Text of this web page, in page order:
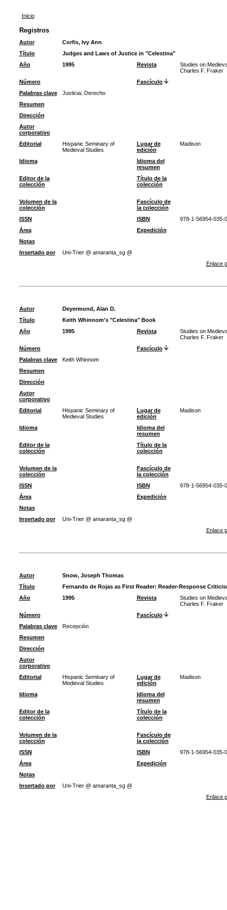
Inicio
Registros
Autor
Corfis, Ivy Ann
Título
Judges and Laws of Justice in "Celestina"
Año
1995 Revista
Studies on
Charles F. Fraker
Número
Fascículo
Palabras clave
Justicia; Derecho
Resumen
Dirección
Autor
corporativo
Editorial
Hispanic Seminary of
Medieval Studies
Lugar de
edición
Madison
Idioma
Idioma del
resumen
Editor de la
colección
Título de la
colección
Volumen de la
colección
Fascículo de
la colección
ISSN
ISBN
978-1-56954-035-0
Área
Expedición
Notas
Insertado por
Uni-Trier @ amaranta_sg @
Enlace
Autor
Deyermond, Alan D.
Título
Keith Whinnom's "Celestina" Book
Año
1995 Revista
Studies on
Charles F. Fraker
Número
Fascículo
Palabras clave
Keith Whinnom
Resumen
Dirección
Autor
corporativo
Editorial
Hispanic Seminary of
Medieval Studies
Lugar de
edición
Madison
Idioma
Idioma del
resumen
Editor de la
colección
Título de la
colección
Volumen de la
colección
Fascículo de
la colección
ISSN
ISBN
978-1-56954-035-0
Área
Expedición
Notas
Insertado por
Uni-Trier @ amaranta_sg @
Enlace
Autor
Snow, Joseph Thomas
Título
Fernando de Rojas as First Reader: Reader-Response
Año
1995 Revista
Studies on
Charles F. Fraker
Número
Fascículo
Palabras clave
Recepción
Resumen
Dirección
Autor
corporativo
Editorial
Hispanic Seminary of
Medieval Studies
Lugar de
edición
Madison
Idioma
Idioma del
resumen
Editor de la
colección
Título de la
colección
Volumen de la
colección
Fascículo de
la colección
ISSN
ISBN
978-1-56954-035-0
Área
Expedición
Notas
Insertado por
Uni-Trier @ amaranta_sg @
Enlace